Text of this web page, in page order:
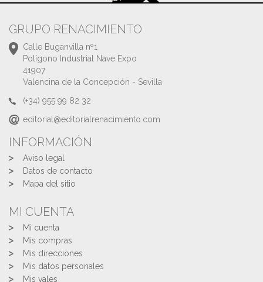
GRUPO RENACIMIENTO
Calle Buganvilla nº1
Polígono Industrial Nave Expo
41907
Valencina de la Concepción - Sevilla
(+34) 955 99 82 32
editorial@editorialrenacimiento.com
INFORMACIÓN
Aviso legal
Datos de contacto
Mapa del sitio
MI CUENTA
Mi cuenta
Mis compras
Mis direcciones
Mis datos personales
Mis vales